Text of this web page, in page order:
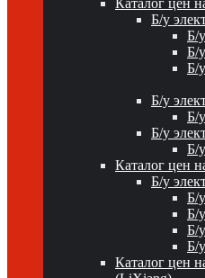
Каталог цен
Б/у
Б/
Б/
Б/
Б/у
Б/
Б/у
Б/
Каталог цен
Б/у
Б/
Б/
Б/
Б/
Каталог цен